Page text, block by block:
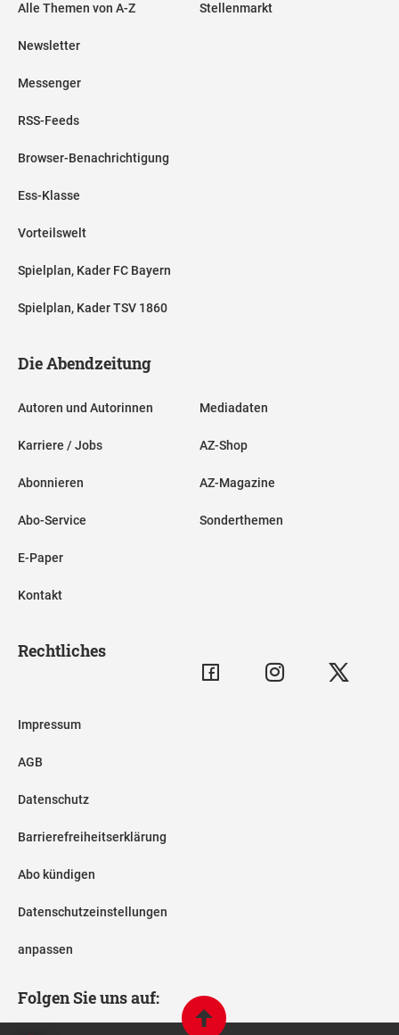
Alle Themen von A-Z
Newsletter
Messenger
RSS-Feeds
Browser-Benachrichtigung
Ess-Klasse
Vorteilswelt
Spielplan, Kader FC Bayern
Spielplan, Kader TSV 1860
Stellenmarkt
Die Abendzeitung
Autoren und Autorinnen
Karriere / Jobs
Abonnieren
Abo-Service
E-Paper
Kontakt
Mediadaten
AZ-Shop
AZ-Magazine
Sonderthemen
Rechtliches
Impressum
AGB
Datenschutz
Barrierefreiheitserklärung
Abo kündigen
Datenschutzeinstellungen
anpassen
Folgen Sie uns auf: